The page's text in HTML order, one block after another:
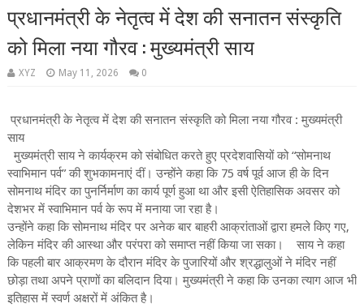
प्रधानमंत्री के नेतृत्व में देश की सनातन संस्कृति
को मिला नया गौरव : मुख्यमंत्री साय
XYZ May 11, 2026 0
प्रधानमंत्री के नेतृत्व में देश की सनातन संस्कृति को मिला नया गौरव : मुख्यमंत्री
साय
मुख्यमंत्री साय ने कार्यक्रम को संबोधित करते हुए प्रदेशवासियों को “सोमनाथ
स्वाभिमान पर्व” की शुभकामनाएं दीं। उन्होंने कहा कि 75 वर्ष पूर्व आज ही के दिन
सोमनाथ मंदिर का पुनर्निर्माण का कार्य पूर्ण हुआ था और इसी ऐतिहासिक अवसर को
देशभर में स्वाभिमान पर्व के रूप में मनाया जा रहा है।
उन्होंने कहा कि सोमनाथ मंदिर पर अनेक बार बाहरी आक्रांताओं द्वारा हमले किए गए,
लेकिन मंदिर की आस्था और परंपरा को समाप्त नहीं किया जा सका। साय ने कहा
कि पहली बार आक्रमण के दौरान मंदिर के पुजारियों और श्रद्धालुओं ने मंदिर नहीं
छोड़ा तथा अपने प्राणों का बलिदान दिया। मुख्यमंत्री ने कहा कि उनका त्याग आज भी
इतिहास में स्वर्ण अक्षरों में अंकित है।